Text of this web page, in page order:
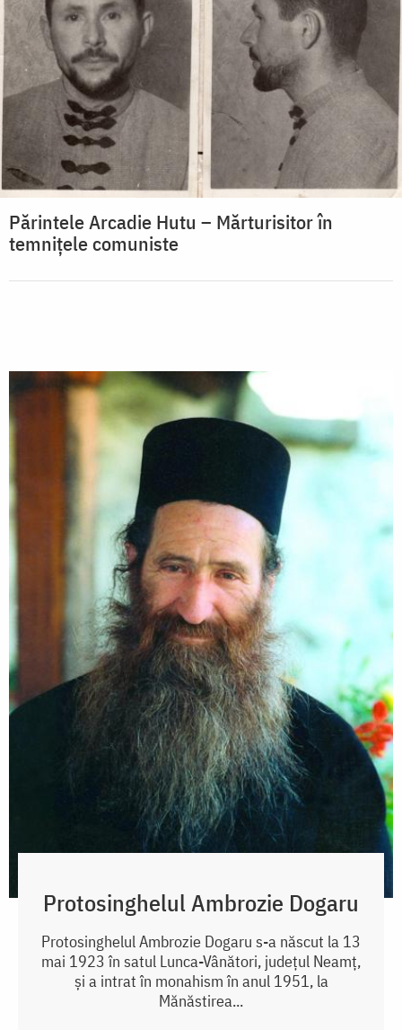
Părintele Arcadie Hutu – Mărturisitor în
temnițele comuniste
Protosinghelul Ambrozie Dogaru
Protosinghelul Ambrozie Dogaru s-a născut la 13
mai 1923 în satul Lunca-Vânători, județul Neamț,
și a intrat în monahism în anul 1951, la
Mănăstirea...